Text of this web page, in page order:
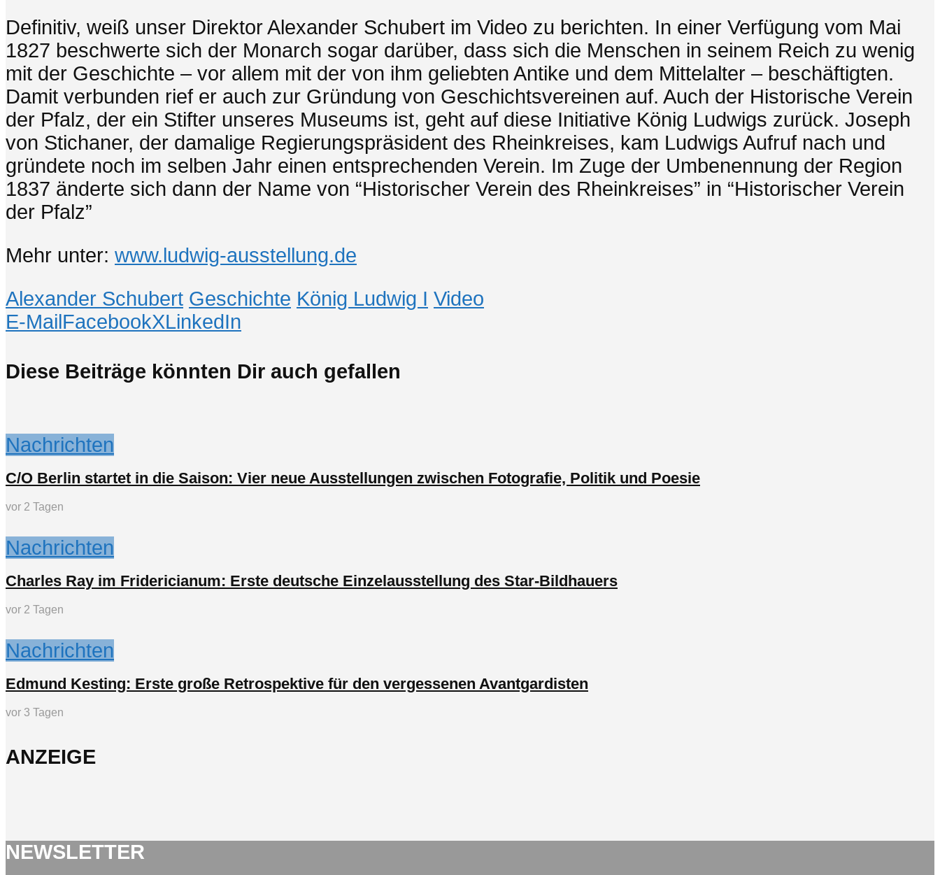
Definitiv, weiß unser Direktor Alexander Schubert im Video zu berichten. In einer Verfügung vom Mai
1827 beschwerte sich der Monarch sogar darüber, dass sich die Menschen in seinem Reich zu wenig
mit der Geschichte – vor allem mit der von ihm geliebten Antike und dem Mittelalter – beschäftigten.
Damit verbunden rief er auch zur Gründung von Geschichtsvereinen auf. Auch der Historische Verein
der Pfalz, der ein Stifter unseres Museums ist, geht auf diese Initiative König Ludwigs zurück. Joseph
von Stichaner, der damalige Regierungspräsident des Rheinkreises, kam Ludwigs Aufruf nach und
gründete noch im selben Jahr einen entsprechenden Verein. Im Zuge der Umbenennung der Region
1837 änderte sich dann der Name von “Historischer Verein des Rheinkreises” in “Historischer Verein
der Pfalz”
Mehr unter: www.ludwig-ausstellung.de
Alexander Schubert Geschichte König Ludwig I Video
E-MailFacebookXLinkedIn
Diese Beiträge könnten Dir auch gefallen
Nachrichten
C/O Berlin startet in die Saison: Vier neue Ausstellungen zwischen Fotografie, Politik und Poesie
vor 2 Tagen
Nachrichten
Charles Ray im Fridericianum: Erste deutsche Einzelausstellung des Star-Bildhauers
vor 2 Tagen
Nachrichten
Edmund Kesting: Erste große Retrospektive für den vergessenen Avantgardisten
vor 3 Tagen
ANZEIGE
NEWSLETTER